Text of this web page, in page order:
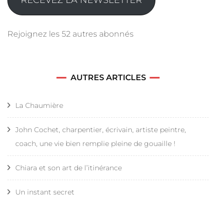
Rejoignez les 52 autres abonnés
AUTRES ARTICLES
La Chaumière
John Cochet, charpentier, écrivain, artiste peintre,
coach, une vie bien remplie pleine de gouaille !
Chiara et son art de l’itinérance
Un instant secret